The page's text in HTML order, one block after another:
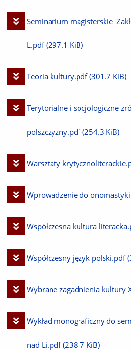
Pobierz
plik
Seminarium
L.pdf (297.1 KiB)
Pobierz
Teoria kultury.pdf (301.7 KiB)
Pobierz
plik
Terytorialne i socjologiczne
polszczyzny.pdf (254.3 KiB)
Pobierz
Warsztaty
Pobierz
Wprowadzenie do
Pobierz
Współczesna kultura
Pobierz
Współczesny język polski.pdf
Pobierz
Wybrane zagadnienia kultury
Pobierz
plik
Wykład monograficzny do
nad Li.pdf (238.7 KiB)